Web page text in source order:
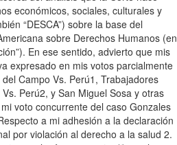
económicos, sociales, culturales y
“DESCA”) sobre la base del
sobre Derechos Humanos (en
En ese sentido, advierto que mis
expresado en mis votos parcialmente
Campo Vs. Perú1, Trabajadores
Perú2, y San Miguel Sosa y otras
voto concurrente del caso Gonzales
a mi adhesión a la declaración
por violación al derecho a la salud 2.